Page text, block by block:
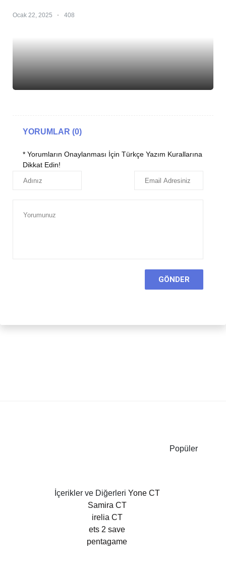
Ocak 22, 2025 408
YORUMLAR (0)
* Yorumların Onaylanması İçin Türkçe Yazım Kurallarına
Dikkat Edin!
Popüler
İçerikler ve Diğerleri Yone CT
Samira CT
irelia CT
ets 2 save
pentagame